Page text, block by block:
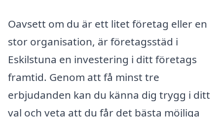
Oavsett om du är ett litet företag eller en
stor organisation, är företagsstäd i
Eskilstuna en investering i ditt företags
framtid. Genom att få minst tre
erbjudanden kan du känna dig trygg i ditt
val och veta att du får det bästa möjliga